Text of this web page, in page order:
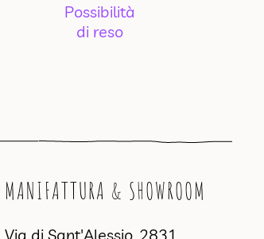
Possibilità
di reso
MANIFATTURA & SHOWROOM
Via di Sant'Alessio, 2831